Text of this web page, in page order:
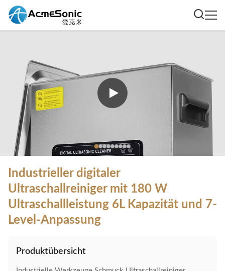
Industrieller digitaler
Ultraschallreiniger mit 180 W
Ultraschallleistung 6L Kapazität und 7-
Level-Anpassung
Produktübersicht